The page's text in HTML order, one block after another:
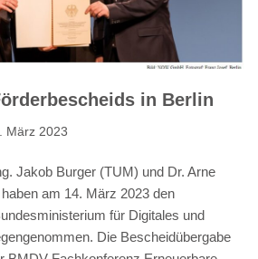
in Berlin
März 2023
Jakob Burger (TUM) und Dr. Arne
am 14. März 2023 den
für Digitales und
Die Bescheidübergabe